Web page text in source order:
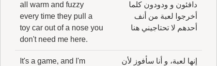
دافئون و ودودون كلما
أخرجوا لعبة من أنف
أحدهم لا تحتاجيني هنا
all warm and fuzzy
every time they pull a
toy car out of a nose you
don't need me here.
إنها لعبة، و أنا سأفوز لأن
It's a game, and I'm